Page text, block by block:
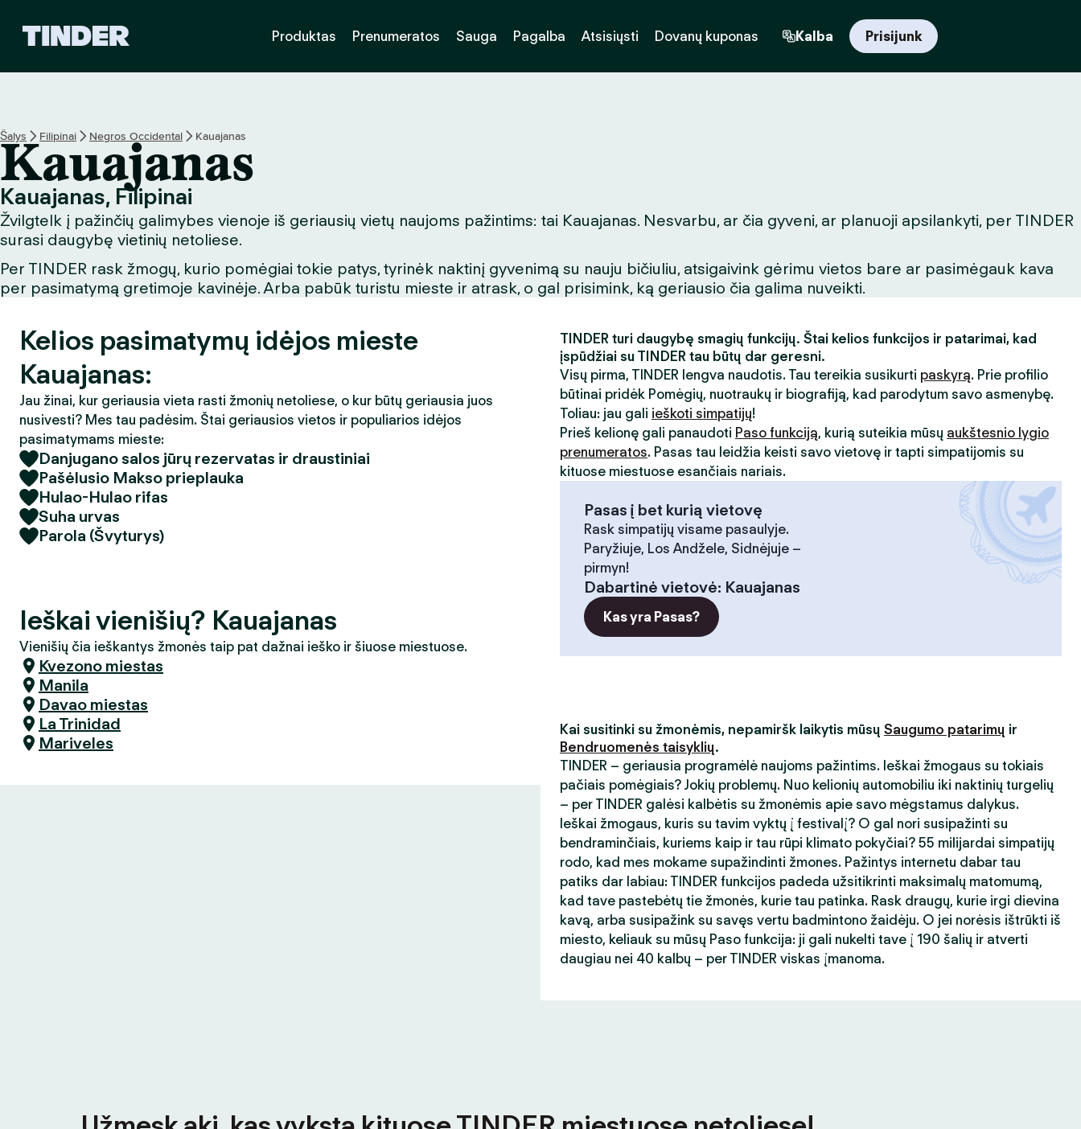
p
a
r
i
n
d
n
i
Produktas Prenumeratos Sauga Pagalba Atsisiųsti Dovanų kuponas Kalba Prisijunk
Šalys Filipinai Negros Occidental Kauajanas
Kauajanas
Kauajanas, Filipinai
Žvilgtelk į pažinčių galimybes vienoje iš geriausių vietų naujoms pažintims: tai Kauajanas. Nesvarbu, ar čia gyveni, ar planuoji apsilankyti, per TINDER
surasi daugybę vietinių netoliese.
Per TINDER rask žmogų, kurio pomėgiai tokie patys, tyrinėk naktinį gyvenimą su nauju bičiuliu, atsigaivink gėrimu vietos bare ar pasimėgauk kava
per pasimatymą gretimoje kavinėje. Arba pabūk turistu mieste ir atrask, o gal prisimink, ką geriausio čia galima nuveikti.
Kelios pasimatymų idėjos mieste
Kauajanas:
Jau žinai, kur geriausia vieta rasti žmonių netoliese, o kur būtų geriausia juos
nusivesti? Mes tau padėsim. Štai geriausios vietos ir populiarios idėjos
pasimatymams mieste:
Danjugano salos jūrų rezervatas ir draustiniai
Pašėlusio Makso prieplauka
Hulao-Hulao rifas
Suha urvas
Parola (Švyturys)
Ieškai vienišių? Kauajanas
Vienišių čia ieškantys žmonės taip pat dažnai ieško ir šiuose miestuose.
Kvezono miestas
Manila
Davao miestas
La Trinidad
Mariveles
TINDER turi daugybę smagių funkcijų. Štai kelios funkcijos ir patarimai, kad
įspūdžiai su TINDER tau būtų dar geresni.
Visų pirma, TINDER lengva naudotis. Tau tereikia susikurti paskyrą. Prie profilio
būtinai pridėk Pomėgių, nuotraukų ir biografiją, kad parodytum savo asmenybę.
Toliau: jau gali ieškoti simpatijų!
Prieš kelionę gali panaudoti Paso funkciją, kurią suteikia mūsų aukštesnio lygio
prenumeratos. Pasas tau leidžia keisti savo vietovę ir tapti simpatijomis su
kituose miestuose esančiais nariais.
Pasas į bet kurią vietovę
Rask simpatijų visame pasaulyje.
Paryžiuje, Los Andžele, Sidnėjuje –
pirmyn!
Dabartinė vietovė: Kauajanas
Kas yra Pasas?
Kai susitinki su žmonėmis, nepamiršk laikytis mūsų Saugumo patarimų ir
Bendruomenės taisyklių.
TINDER – geriausia programėlė naujoms pažintims. Ieškai žmogaus su tokiais
pačiais pomėgiais? Jokių problemų. Nuo kelionių automobiliu iki naktinių turgelių
– per TINDER galėsi kalbėtis su žmonėmis apie savo mėgstamus dalykus.
Ieškai žmogaus, kuris su tavim vyktų į festivalį? O gal nori susipažinti su
bendraminčiais, kuriems kaip ir tau rūpi klimato pokyčiai? 55 milijardai simpatijų
rodo, kad mes mokame supažindinti žmones. Pažintys internetu dabar tau
patiks dar labiau: TINDER funkcijos padeda užsitikrinti maksimalų matomumą,
kad tave pastebėtų tie žmonės, kurie tau patinka. Rask draugų, kurie irgi dievina
kavą, arba susipažink su savęs vertu badmintono žaidėju. O jei norėsis ištrūkti iš
miesto, keliauk su mūsų Paso funkcija: ji gali nukelti tave į 190 šalių ir atverti
daugiau nei 40 kalbų – per TINDER viskas įmanoma.